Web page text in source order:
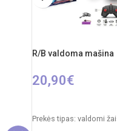
3xAAA
R/B valdoma mašina
20,90€
Prekės tipas: valdomi